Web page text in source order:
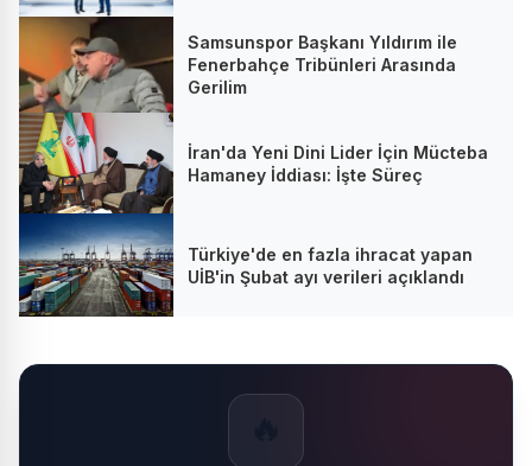
Samsunspor Başkanı Yıldırım ile
Fenerbahçe Tribünleri Arasında
Gerilim
İran'da Yeni Dini Lider İçin Mücteba
Hamaney İddiası: İşte Süreç
Türkiye'de en fazla ihracat yapan
UİB'in Şubat ayı verileri açıklandı